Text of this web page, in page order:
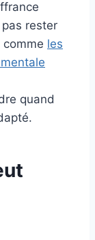
rester
comme les
quand